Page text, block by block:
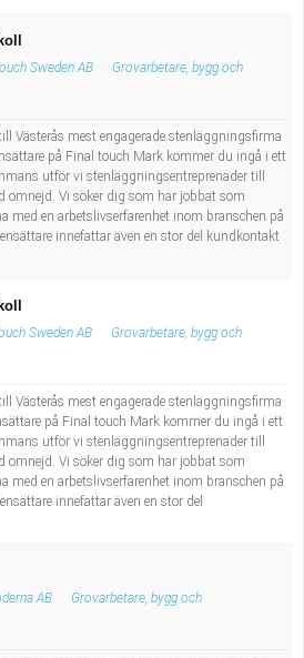
Sweden AB
Grovarbetare, bygg och
Västerås mest engagerade stenläggningsfirma
på Final touch Mark kommer du ingå i ett
utför vi stenläggningsentreprenader till
omnejd. Vi söker dig som har jobbat som
med en arbetslivserfarenhet inom branschen på
innefattar även en stor del kundkontakt
Sweden AB
Grovarbetare, bygg och
Västerås mest engagerade stenläggningsfirma
på Final touch Mark kommer du ingå i ett
utför vi stenläggningsentreprenader till
omnejd. Vi söker dig som har jobbat som
med en arbetslivserfarenhet inom branschen på
innefattar även en stor del
AB
Grovarbetare, bygg och